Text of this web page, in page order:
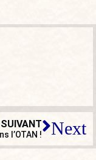
l’OTAN ! Next